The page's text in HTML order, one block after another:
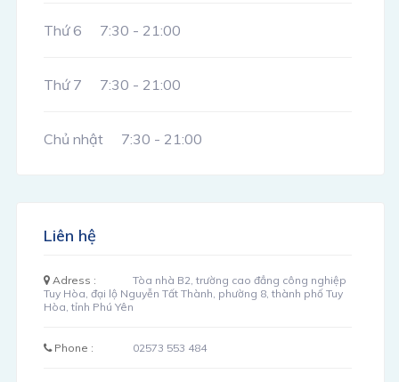
Thứ 6 7:30 - 21:00
Thứ 7 7:30 - 21:00
Chủ nhật 7:30 - 21:00
Liên hệ
Adress :
Tòa nhà B2, trường cao đẳng công nghiệp
Tuy Hòa, đại lộ Nguyễn Tất Thành, phường 8, thành phố Tuy
Hòa, tỉnh Phú Yên
Phone : 02573 553 484